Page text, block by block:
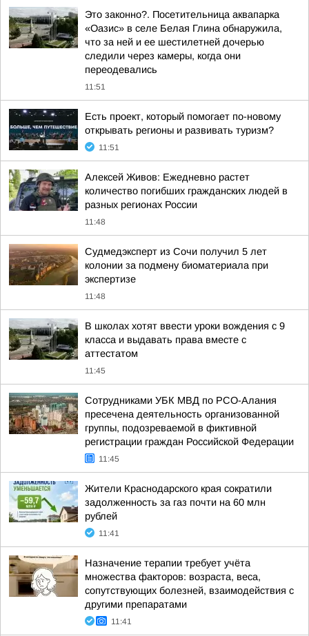
Это законно?. Посетительница аквапарка
«Оазис» в селе Белая Глина обнаружила,
что за ней и ее шестилетней дочерью
следили через камеры, когда они
переодевались
11:51
Есть проект, который помогает по-новому
открывать регионы и развивать туризм?
11:51
Алексей Живов: Ежедневно растет
количество погибших гражданских людей в
разных регионах России
11:48
Судмедэксперт из Сочи получил 5 лет
колонии за подмену биоматериала при
экспертизе
11:48
В школах хотят ввести уроки вождения с 9
класса и выдавать права вместе с
аттестатом
11:45
Сотрудниками УБК МВД по РСО-Алания
пресечена деятельность организованной
группы, подозреваемой в фиктивной
регистрации граждан Российской Федерации
11:45
Жители Краснодарского края сократили
задолженность за газ почти на 60 млн
рублей
11:41
Назначение терапии требует учёта
множества факторов: возраста, веса,
сопутствующих болезней, взаимодействия с
другими препаратами
11:41